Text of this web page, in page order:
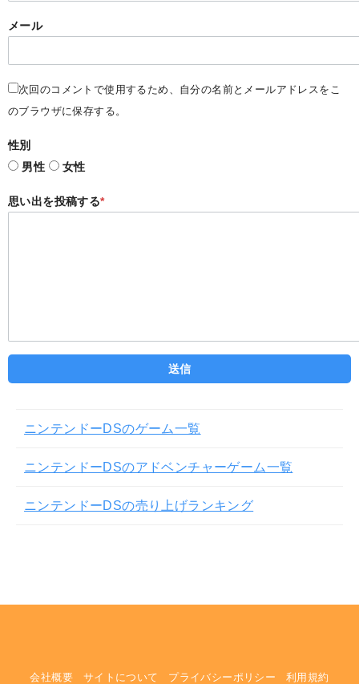
メール
次回のコメントで使用するため、自分の名前とメールアドレスをこ
のブラウザに保存する。
性別
男性
女性
思い出を投稿する*
ニンテンドーDSのゲーム一覧
ニンテンドーDSのアドベンチャーゲーム一覧
ニンテンドーDSの売り上げランキング
会社概要 サイトについて プライバシーポリシー 利用規約